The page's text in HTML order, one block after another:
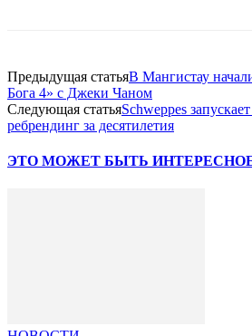
Предыдущая статьяВ Мангистау
Бога 4» с Джеки Чаном
Следующая статьяSchweppes
ребрендинг за десятилетия
ЭТО МОЖЕТ БЫТЬ ИНТЕРЕСНО